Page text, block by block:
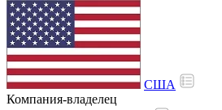
США
Компания-владелец